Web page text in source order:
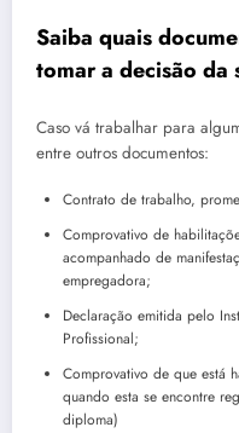
Saiba quais
tomar a decisão da
Caso vá trabalhar para
entre outros documentos:
Contrato de trabalho,
Comprovativo de
acompanhado de
empregadora;
Declaração emitida pelo
Profissional;
Comprovativo de que está
quando esta se encontre
diploma)